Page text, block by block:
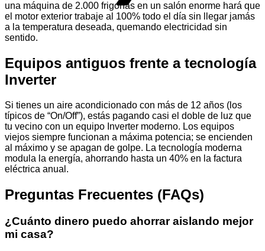
una máquina de 2.000 frigorías en un salón enorme hará que
el motor exterior trabaje al 100% todo el día sin llegar jamás
a la temperatura deseada, quemando electricidad sin
sentido.
Equipos antiguos frente a tecnología
Inverter
Si tienes un aire acondicionado con más de 12 años (los
típicos de “On/Off”), estás pagando casi el doble de luz que
tu vecino con un equipo Inverter moderno. Los equipos
viejos siempre funcionan a máxima potencia; se encienden
al máximo y se apagan de golpe. La tecnología moderna
modula la energía, ahorrando hasta un 40% en la factura
eléctrica anual.
Preguntas Frecuentes (FAQs)
¿Cuánto dinero puedo ahorrar aislando mejor
mi casa?